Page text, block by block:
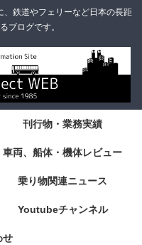
鉄道やフェリーなど日本の長距
ブログです。
刊行物・業務実績
車両、船体・機体レビュー
乗り物関連ニュース
Youtubeチャンネル
せ